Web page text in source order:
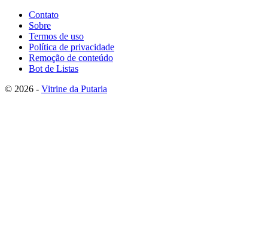
Contato
Sobre
Termos de uso
Política de privacidade
Remoção de conteúdo
Bot de Listas
© 2026 - Vitrine da Putaria